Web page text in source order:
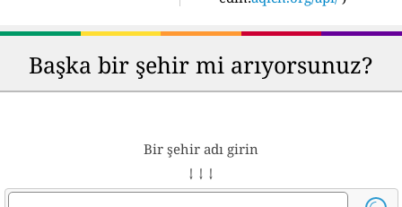
Başka bir şehir mi arıyorsunuz?
Bir şehir adı girin
↓ ↓ ↓